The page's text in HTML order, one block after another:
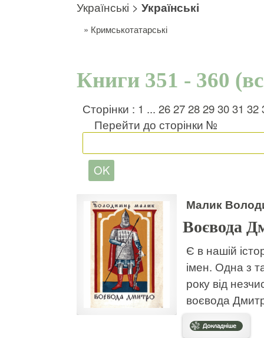
Українські > Українські
» Кримськотатарські
Книги 351 - 360
Сторінки : 1 ... 262728293031 32
Перейти до сторінки №
Малик
Воєвода
Є в нашій
імен. Одна з
року від
воєвода